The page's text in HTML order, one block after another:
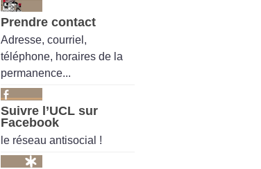
Prendre contact
Adresse, courriel,
téléphone, horaires de la
permanence...
Suivre l’UCL sur
Facebook
le réseau antisocial !